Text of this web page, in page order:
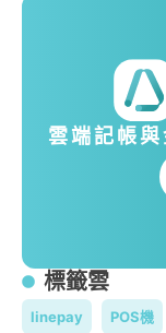
雲端記帳
標籤雲
linepay POS機